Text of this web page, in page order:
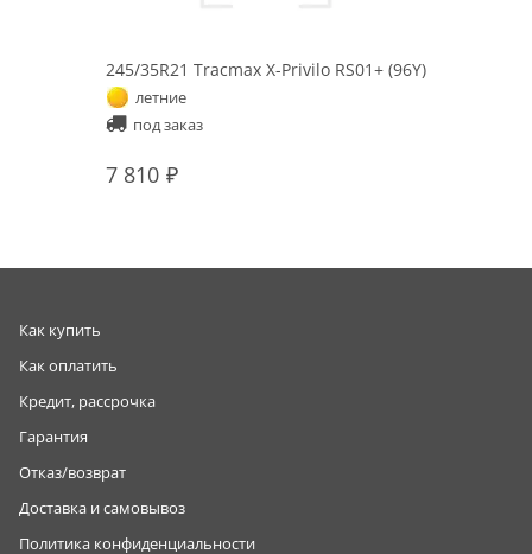
245/35R21 Tracmax X-Privilo RS01+ (96Y)
летние
под заказ
7 810
Как купить
Как оплатить
Кредит, рассрочка
Гарантия
Отказ/возврат
Доставка и самовывоз
Политика конфиденциальности